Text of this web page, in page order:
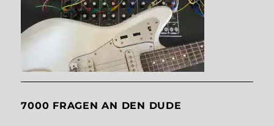
7000 FRAGEN AN DEN DUDE